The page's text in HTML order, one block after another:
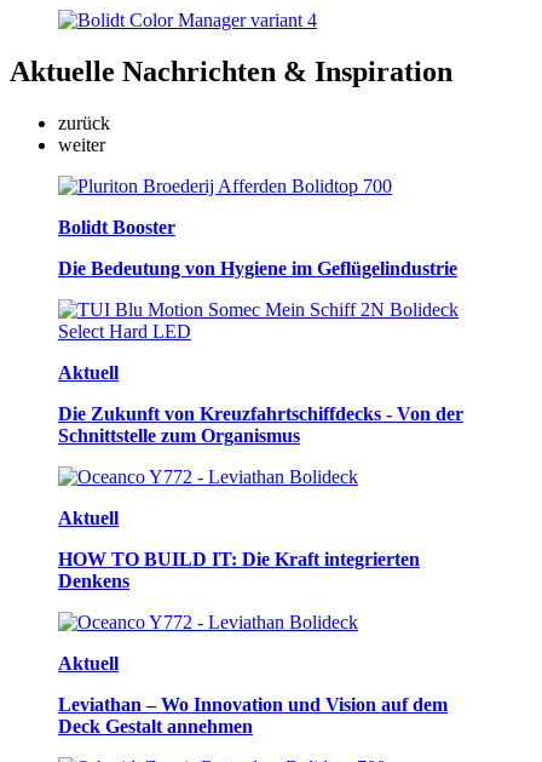
Aktuelle Nachrichten & Inspiration
zurück
weiter
Bolidt Booster
Die Bedeutung von Hygiene im Geflügelindustrie
Aktuell
Die Zukunft von Kreuzfahrtschiffdecks - Von der
Schnittstelle zum Organismus
Aktuell
HOW TO BUILD IT: Die Kraft integrierten
Denkens
Aktuell
Leviathan – Wo Innovation und Vision auf dem
Deck Gestalt annehmen